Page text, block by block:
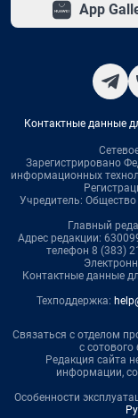
App
Контактные данные
Зарегистрировано
информационных
Учредитель:
Главный
Адрес редакции:
телефон 8 (383)
Контактные данные
Техподдержка:
Связаться с отделом
с сотового
Редакция сайта
информации,
Особенности